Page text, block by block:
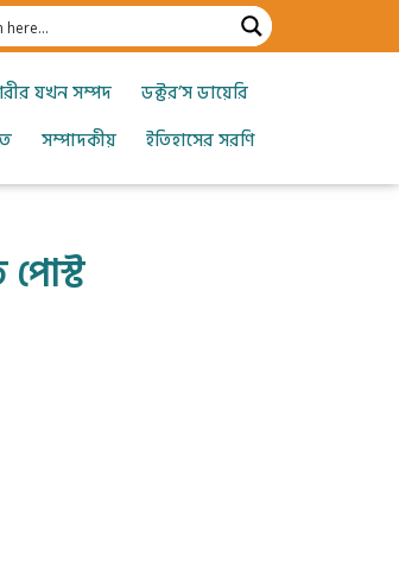
যখন সম্পদ
ডক্টর’স ডায়েরি
সম্পাদকীয় ইতিহাসের সরণি
পোস্ট